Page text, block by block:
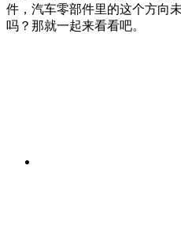
件，汽车零部件里的这个方向
吗？那就一起来看看吧。